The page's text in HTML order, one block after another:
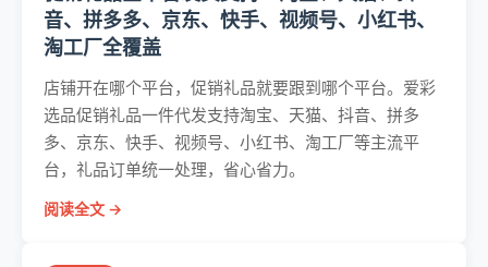
音、拼多多、京东、快手、视频号、小红书、
淘工厂全覆盖
店铺开在哪个平台，促销礼品就要跟到哪个平台。爱彩
选品促销礼品一件代发支持淘宝、天猫、抖音、拼多
多、京东、快手、视频号、小红书、淘工厂等主流平
台，礼品订单统一处理，省心省力。
阅读全文 →